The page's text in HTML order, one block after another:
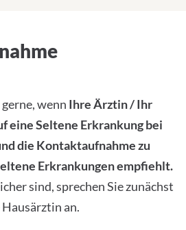
wenn Ihre Ärztin / Ihr
eine Seltene Erkrankung bei
die Kontaktaufnahme zu
Erkrankungen empfiehlt.
sind, sprechen Sie zunächst
an.